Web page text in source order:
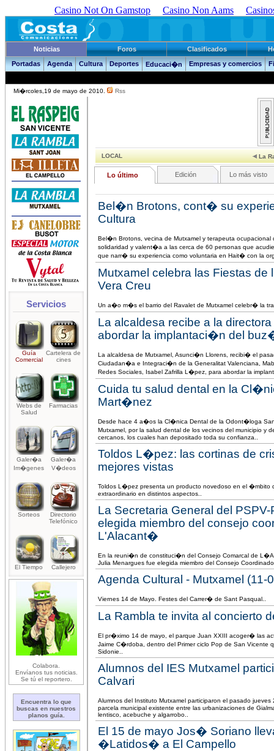
Casino Not On Gamstop Casino Non Aams
Noticias Foros Clasificados
Portadas
Agenda Cultura Deportes Educaci�n Empresas y comercios
Mi�rcoles,19 de mayo de 2010. Rss
Servicios
Guía
Comercial
Cartelera de
cines
Webs de
Salud
Farmacias
Galer�a
Im�genes
Galer�a
V�deos
Sorteos
Directorio
Telefónico
El Tiempo Callejero
Colabora.
Envíanos tus noticias.
Se tú el reportero.
Encuentra lo que
buscas en nuestros
planos guía.
LOCAL La
Lo último Edición Lo más visto
Bel�n Brotons, cont� su
Cultura
Bel�n Brotons, vecina de Mutxamel y terapeuta
solidaridad y valent�a a las cerca de 60 personas que
que narr� su experiencia como voluntaria en Hait� con la
Mutxamel celebra las Fiestas de
Vera Creu
Un a�o m�s el barrio del Ravalet de Mutxamel celebr� la
La alcaldesa recibe a la
abordar la implantaci�n del
La alcaldesa de Mutxamel, Asunci�n Llorens, recibi� el
Ciudadan�a e Integraci�n de la Generalitat Valenciana,
Redes Sociales, Isabel Zafrilla L�pez, para abordar la
Cuida tu salud dental en la
Mart�nez
Desde hace 4 a�os la Cl�nica Dental de la Odont�loga
Mutxamel, por la salud dental de los vecinos del municipio y
cercanos, los cuales han depositado toda su confianza..
Toldos L�pez: las cortinas de
mejores vistas
Toldos L�pez presenta un producto novedoso en el �mbito
extraordinario en distintos aspectos..
La Secretaria General del
elegida miembro del consejo
L'Alacant�
En la reuni�n de constituci�n del Consejo Comarcal de
Julia Menargues fue elegida miembro del Consejo
Agenda Cultural - Mutxamel (11-
Viernes 14 de Mayo. Festes del Carrer� de Sant Pasqual..
La Rambla te invita al concierto
El pr�ximo 14 de mayo, el parque Juan XXIII acoger� las
Jaime C�rdoba, dentro del Primer ciclo Pop de San
Sidonie..
Alumnos del IES Mutxamel
Calvari
Alumnos del Instituto Mutxamel participaron el pasado
parcela municipal existente entre las urbanizaciones de
lentisco, acebuche y algarrobo..
El 15 de mayo Jos� Soriano
�Latidos� a El Campello